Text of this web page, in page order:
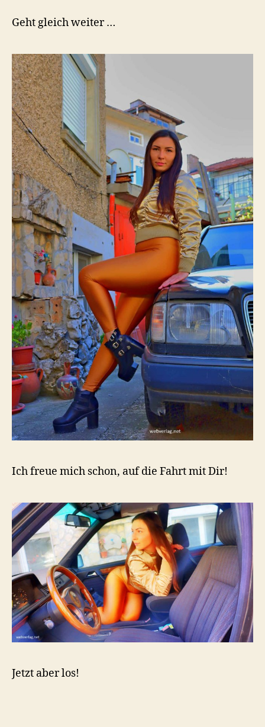
Geht gleich weiter …
Ich freue mich schon, auf die Fahrt mit Dir!
Jetzt aber los!